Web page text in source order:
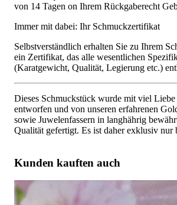
von 14 Tagen on Ihrem Rückgaberecht
Immer mit dabei: Ihr Schmuckzertifikat
Selbstverständlich erhalten Sie zu Ihrem
ein Zertifikat, das alle wesentlichen
(Karatgewicht, Qualität, Legierung etc.)
Dieses Schmuckstück wurde mit viel
entworfen und von unseren erfahrenen
sowie Juwelenfassern in langhährig
Qualität gefertigt. Es ist daher exklusiv nur
Kunden kauften auch
Feinstes Multicolor Süßwasser Perlen